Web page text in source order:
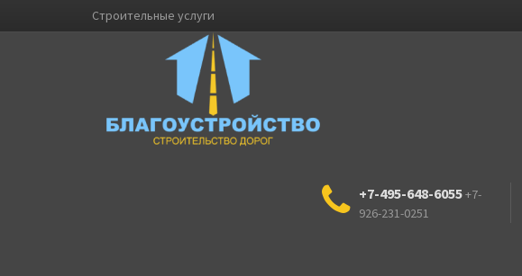
Строительные услуги
+7-495-648-6055+7-
926-231-0251